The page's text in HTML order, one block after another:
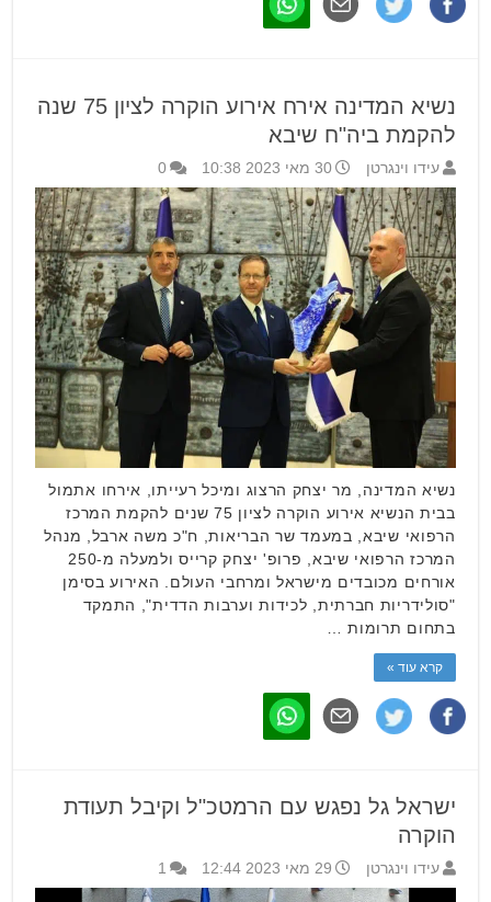
נשיא המדינה אירח אירוע הוקרה לציון 75 שנה
להקמת ביה"ח שיבא
עידו וינגרטן 30 מאי 2023 10:38 0
נשיא המדינה, מר יצחק הרצוג ומיכל רעייתו, אירחו אתמול
בבית הנשיא אירוע הוקרה לציון 75 שנים להקמת המרכז
הרפואי שיבא, במעמד שר הבריאות, ח"כ משה ארבל, מנהל
המרכז הרפואי שיבא, פרופ' יצחק קרייס ולמעלה מ-250
אורחים מכובדים מישראל ומרחבי העולם. האירוע בסימן
"סולידריות חברתית, לכידות וערבות הדדית", התמקד
בתחום תרומות …
קרא עוד »
ישראל גל נפגש עם הרמטכ"ל וקיבל תעודת
הוקרה
עידו וינגרטן 29 מאי 2023 12:44 1